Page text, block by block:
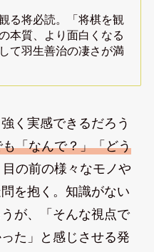
観る将必読。「将棋を観
本質、より面白くなる
て羽生善治の凄さが満
く実感できるだろう
「なんで？」「どう
目の前の様々なモノや
を抱く。知識がない
が、「そんな視点で
た」と感じさせる発